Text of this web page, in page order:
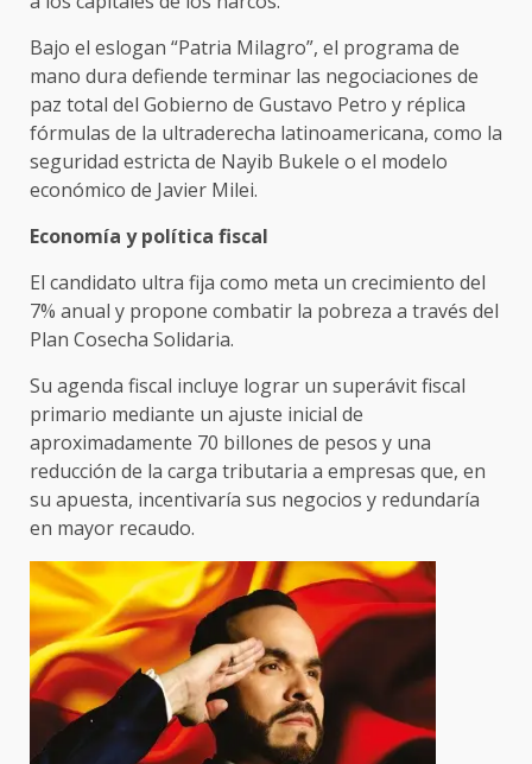
Bajo el eslogan “Patria Milagro”, el programa de
mano dura defiende terminar las negociaciones de
paz total del Gobierno de Gustavo Petro y réplica
fórmulas de la ultraderecha latinoamericana, como la
seguridad estricta de Nayib Bukele o el modelo
económico de Javier Milei.
Economía y política fiscal
El candidato ultra fija como meta un crecimiento del
7% anual y propone combatir la pobreza a través del
Plan Cosecha Solidaria.
Su agenda fiscal incluye lograr un superávit fiscal
primario mediante un ajuste inicial de
aproximadamente 70 billones de pesos y una
reducción de la carga tributaria a empresas que, en
su apuesta, incentivaría sus negocios y redundaría
en mayor recaudo.